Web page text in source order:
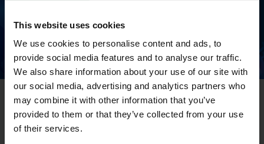
This website uses cookies
We use cookies to personalise content and ads, to
provide social media features and to analyse our traffic.
We also share information about your use of our site with
our social media, advertising and analytics partners who
may combine it with other information that you’ve
provided to them or that they’ve collected from your use
of their services.
29/08/2022
Covid-19: analisi dei dati dal 22/08/2022 al
28/08/2022
Unisciti al mondo MadeHSE